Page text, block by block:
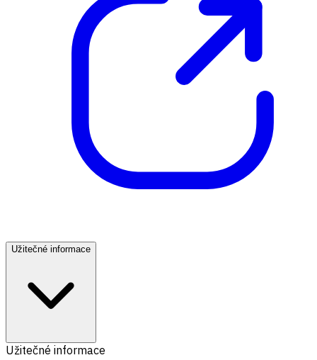
Užitečné informace
Užitečné informace